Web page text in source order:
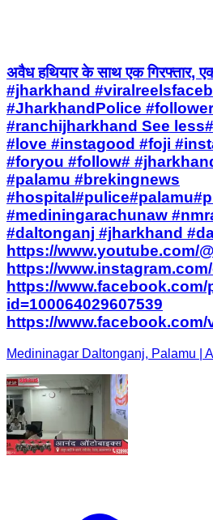
अवैध हथियार के साथ एक गिरफ्तार, एक
#jharkhand
#JharkhandPolice
#ranchijharkhand See
#love #instagood #foji
#foryou #follow#
#palamu #brekingnews
#mediningarachunaw
#daltonganj #jharkhand
https://www.youtube.com/
https://
https://
id=100064029607539
https://www.facebook.com/
Medininagar Daltonganj, Palamu |